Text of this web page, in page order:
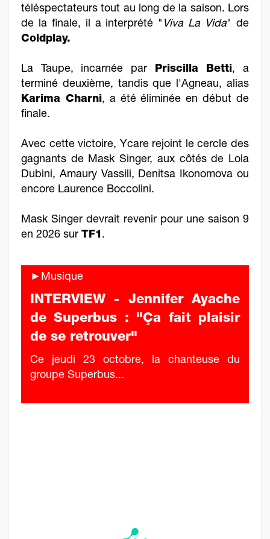
téléspectateurs tout au long de la saison. Lors
de la finale, il a interprété " Viva La Vida" de
Coldplay.
La Taupe, incarnée par Priscilla Betti, a
terminé deuxième, tandis que l'Agneau, alias
Karima Charni, a été éliminée en début de
finale.
Avec cette victoire, Ycare rejoint le cercle des
gagnants de Mask Singer, aux côtés de Lola
Dubini, Amaury Vassili, Denitsa Ikonomova ou
encore Laurence Boccolini.
Mask Singer devrait revenir pour une saison 9
en 2026 sur TF1.
►Musique
INTERVIEW - Jennifer Ayache
de Superbus : "Ça fait plaisir
de se retrouver"
Ce jeudi 23 octobre, la chanteuse du
groupe Superbus...